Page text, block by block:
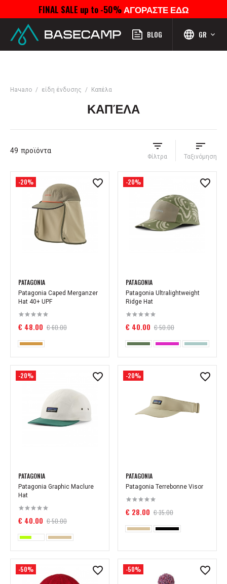
FINAL SALE up to -50%ΑΓΟΡΑΣΤΕ ΕΔΩ
BLOG GR
Начало είδη ένδυσης Καπέλα
ΚΑΠΈΛΑ
49 προϊόντα
Φίλτρα Ταξινόμηση
-20%
PATAGONIA
Patagonia Caped Merganzer
Hat 40+ UPF
€ 48.00 € 60.00
-20%
PATAGONIA
Patagonia Ultralightweight
Ridge Hat
€ 40.00 € 50.00
-20%
PATAGONIA
Patagonia Graphic Maclure
Hat
€ 40.00 € 50.00
-20%
PATAGONIA
Patagonia Terrebonne Visor
€ 28.00 € 35.00
-50% -50%